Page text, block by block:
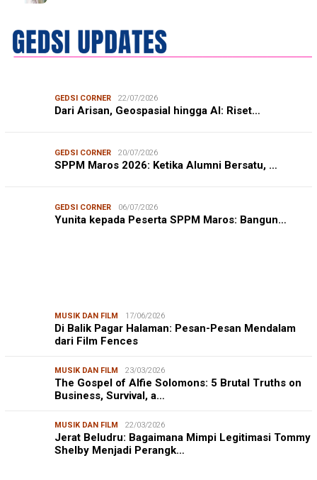
GEDSI CORNER 22/07/2026
Dari Arisan, Geospasial hingga AI: Riset…
GEDSI CORNER 20/07/2026
SPPM Maros 2026: Ketika Alumni Bersatu, …
GEDSI CORNER 06/07/2026
Yunita kepada Peserta SPPM Maros: Bangun…
MUSIK DAN FILM 17/06/2026
Di Balik Pagar Halaman: Pesan-Pesan Mendalam
dari Film Fences
MUSIK DAN FILM 23/03/2026
The Gospel of Alfie Solomons: 5 Brutal Truths on
Business, Survival, a…
MUSIK DAN FILM 22/03/2026
Jerat Beludru: Bagaimana Mimpi Legitimasi Tommy
Shelby Menjadi Perangk…